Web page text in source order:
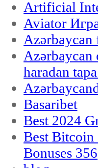
Artificial
Aviator
haradan
Basaribet
Best 2024
Best Bitcoin
Bonuses 356